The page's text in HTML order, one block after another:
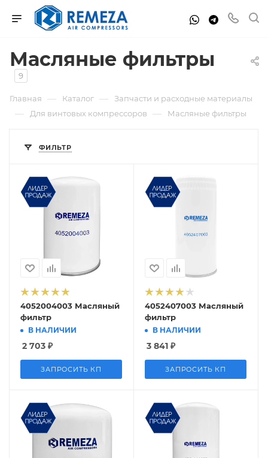
Масляные фильтры
9
Главная — Каталог — Запчасти и расходные материалы
— Для винтовых компрессоров — Масляные фильтры
ФИЛЬТР
4052004003 Масляный
фильтр
В НАЛИЧИИ
2 703 ₽
ЗАПРОСИТЬ КП
4052407003 Масляный
фильтр
В НАЛИЧИИ
3 841 ₽
ЗАПРОСИТЬ КП